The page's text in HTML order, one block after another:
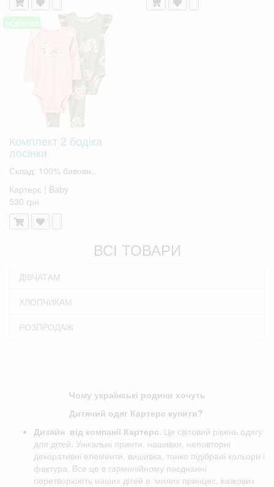
новинка!
Комплект 2 бодіка
лосінки
Склад: 100% бавовн..
Картерс | Baby
530 грн
ВСІ ТОВАРИ
ДІВЧАТАМ
ХЛОПЧИКАМ
РОЗПРОДАЖ
Чому українські родини хочуть
Дитячий одяг Картерс купити?
Дизайн від компанії Картерс . Це світовий рівень одягу
для дітей. Унікальні принти, нашивки, неповторні
декоративні елементи, вишивка, тонко підібрані кольори і
фактура. Все це в гармонійному поєднанні
перетворюють наших дітей в милих принцес, казкових